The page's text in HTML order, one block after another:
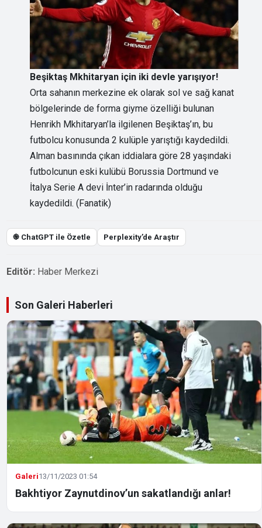
Beşiktaş Mkhitaryan için iki devle yarışıyor!
Orta sahanın merkezine ek olarak sol ve sağ kanat
bölgelerinde de forma giyme özelliği bulunan
Henrikh Mkhitaryan’la ilgilenen Beşiktaş’ın, bu
futbolcu konusunda 2 kulüple yarıştığı kaydedildi.
Alman basınında çıkan iddialara göre 28 yaşındaki
futbolcunun eski kulübü Borussia Dortmund ve
İtalya Serie A devi İnter’in radarında olduğu
kaydedildi. (Fanatik)
֎ ChatGPT ile Özetle Perplexity’de Araştır
Editör: Haber Merkezi
Son Galeri Haberleri
Galeri13/11/2023 01:54
Bakhtiyor Zaynutdinov’un sakatlandığı anlar!